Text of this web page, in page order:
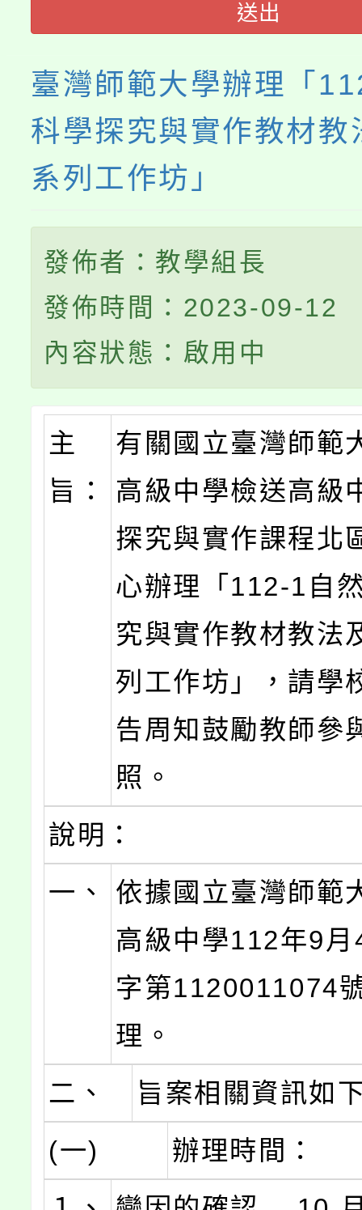
送出
臺灣師範大學辦理「
科學探究與實作教材教
系列工作坊」
發佈者：教學組長
發佈時間：2023-09-12
內容狀態：啟用中
主
旨：
有關國立臺灣師範
高級中學檢送高級
探究與實作課程北
心辦理「112-1自
究與實作教材教法
列工作坊」，請學
告周知鼓勵教師參
照。
說明：
一、
依據國立臺灣師範
高級中學112年9
字第1120011074
理。
二、
旨案相關資訊如
(一)
辦理時間：